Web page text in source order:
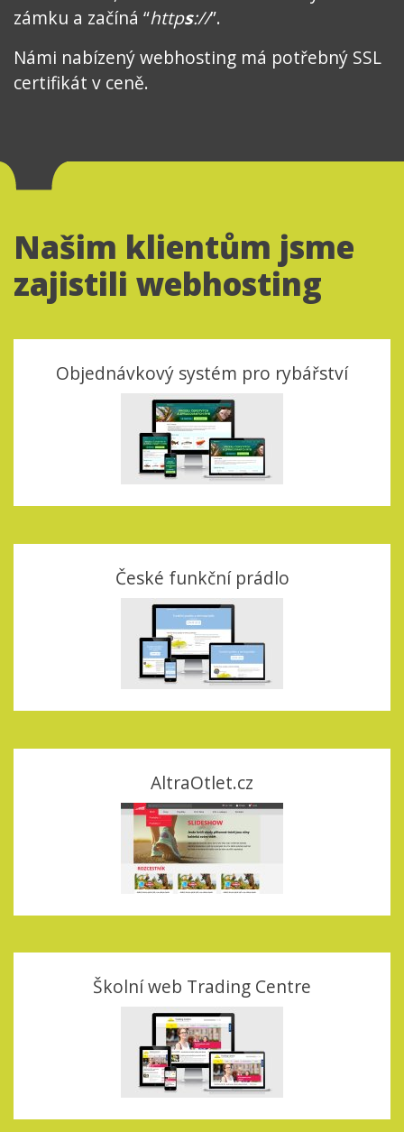
zámku a začíná “https://”.
Námi nabízený webhosting má potřebný SSL
certifikát v ceně.
Našim klientům jsme
zajistili webhosting
Objednávkový systém pro rybářství
České funkční prádlo
AltraOtlet.cz
Školní web Trading Centre